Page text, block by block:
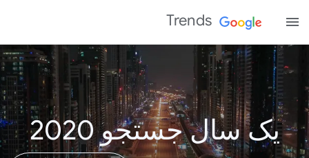
Trends
یک سال جستجو 2020